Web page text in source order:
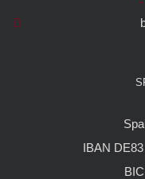
IBAN